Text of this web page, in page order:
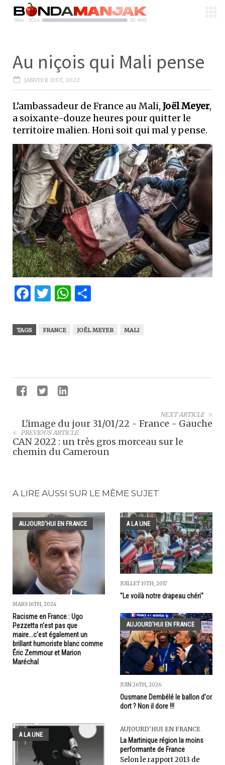
Au niçois qui Mali pense
JANVIER 31ST, 2022
L’ambassadeur de France au Mali, Joël Meyer,
a soixante-douze heures pour quitter le
territoire malien. Honi soit qui mal y pense.
Facebook
Twitter
WhatsApp
TAGS FRANCE JOËL MEYER MALI
NEXT ARTICLE
L'image du jour 31/01/22 - France - Gauche
PREVIOUS ARTICLE
CAN 2022 : un très gros morceau sur le
chemin du Cameroun
A LIRE AUSSI SUR LE MÊME SUJET
AUJOURD'HUI EN FRANCE
MARS 16TH, 2024
Racisme en France : Ugo
Pezzetta n'est pas que
maire...c'est également un
brillant humoriste blanc comme
Éric Zemmour et Marion
Maréchal
A LA UNE
JUILLET 15TH, 2017
"Le voilà notre drapeau chéri"
AUJOURD'HUI EN FRANCE
JUIN 26TH, 2026
Ousmane Dembélé le ballon d'or
dort ? Non il dore !!!
A LA UNE
AUJOURD'HUI EN FRANCE
La Martinique région la moins
performante de France
Selon le rapport 2013 de